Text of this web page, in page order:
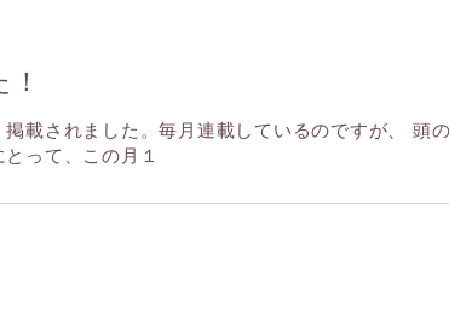
載されました。毎月連載しているのですが、 頭
って、この月１